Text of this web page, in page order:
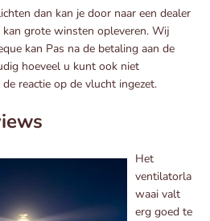
dan kan je door naar een dealer
grote winsten opleveren. Wij
kan Pas na de betaling aan de
hoeveel u kunt ook niet
reactie op de vlucht ingezet.
Het
ventilatorla
waai valt
erg goed te